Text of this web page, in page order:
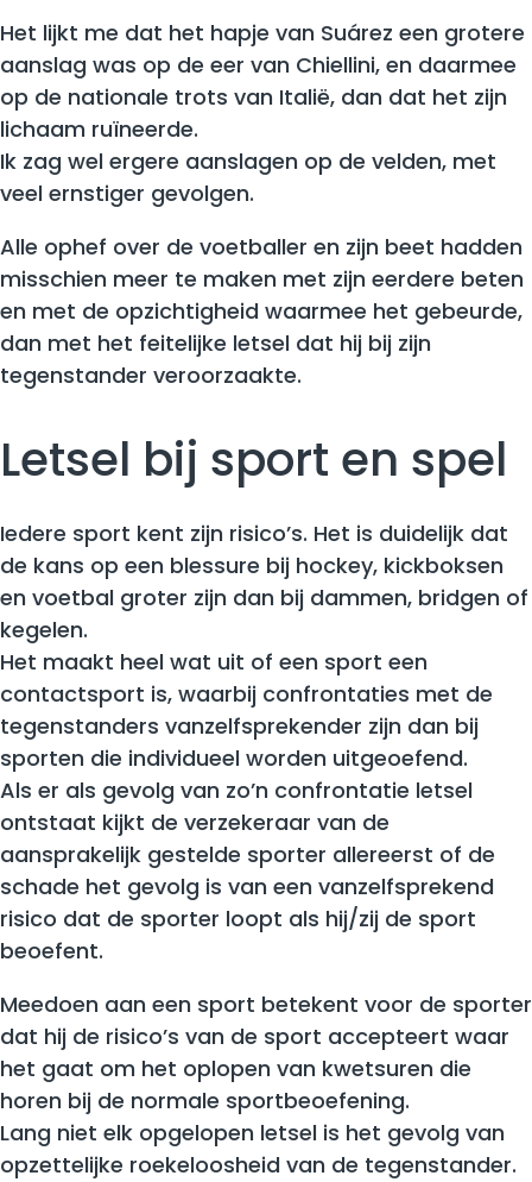
Het lijkt me dat het hapje van Suárez een grotere
aanslag was op de eer van Chiellini, en daarmee
op de nationale trots van Italië, dan dat het zijn
lichaam ruïneerde.
Ik zag wel ergere aanslagen op de velden, met
veel ernstiger gevolgen.
Alle ophef over de voetballer en zijn beet hadden
misschien meer te maken met zijn eerdere beten
en met de opzichtigheid waarmee het gebeurde,
dan met het feitelijke letsel dat hij bij zijn
tegenstander veroorzaakte.
Letsel bij sport en spel
Iedere sport kent zijn risico’s. Het is duidelijk dat
de kans op een blessure bij hockey, kickboksen
en voetbal groter zijn dan bij dammen, bridgen of
kegelen.
Het maakt heel wat uit of een sport een
contactsport is, waarbij confrontaties met de
tegenstanders vanzelfsprekender zijn dan bij
sporten die individueel worden uitgeoefend.
Als er als gevolg van zo’n confrontatie letsel
ontstaat kijkt de verzekeraar van de
aansprakelijk gestelde sporter allereerst of de
schade het gevolg is van een vanzelfsprekend
risico dat de sporter loopt als hij/zij de sport
beoefent.
Meedoen aan een sport betekent voor de sporter
dat hij de risico’s van de sport accepteert waar
het gaat om het oplopen van kwetsuren die
horen bij de normale sportbeoefening.
Lang niet elk opgelopen letsel is het gevolg van
opzettelijke roekeloosheid van de tegenstander.